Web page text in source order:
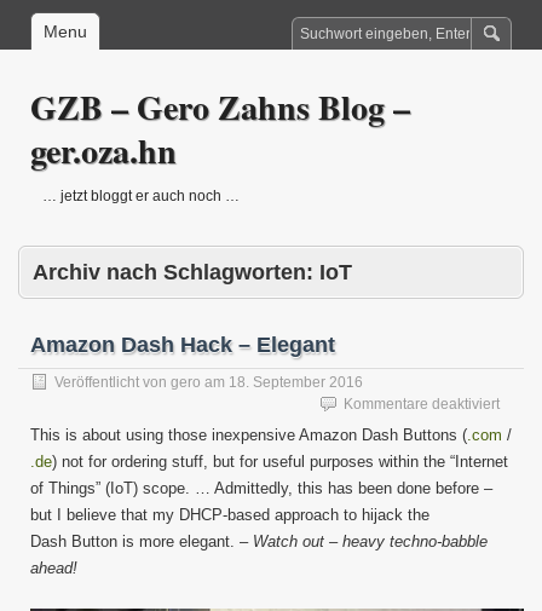
Menu
GZB – Gero Zahns Blog –
ger.oza.hn
… jetzt bloggt er auch noch …
Archiv nach Schlagworten: IoT
Amazon Dash Hack – Elegant
Veröffentlicht von gero am 18. September 2016
Kommentare deaktiviertfür
Hack
This is about using those inexpensive Amazon Dash Buttons (.com /
.de) not for ordering stuff, but for useful purposes within the “Internet
of Things” (IoT) scope. … Admittedly, this has been done before –
but I believe that my DHCP-based approach to hijack the
Dash Button is more elegant. – Watch out – heavy techno-babble
ahead!